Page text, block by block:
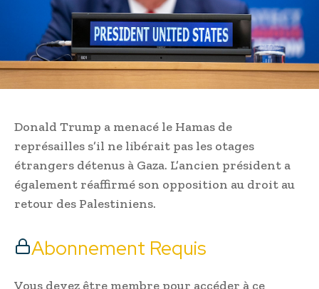
Donald Trump a menacé le Hamas de
représailles s’il ne libérait pas les otages
étrangers détenus à Gaza. L’ancien président a
également réaffirmé son opposition au droit au
retour des Palestiniens.
Abonnement Requis
Vous devez être membre pour accéder à ce